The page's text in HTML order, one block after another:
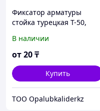
Фиксатор арматуры
стойка турецкая T-50,
В наличии
от20₸
Купить
TOO Opalubkaliderkz